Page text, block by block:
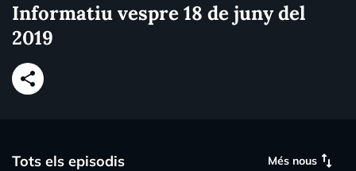
Informatiu vespre 18 de juny del
2019
share
Tots els episodis Més nous swap_vert